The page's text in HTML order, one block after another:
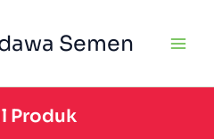
Semen
Produk